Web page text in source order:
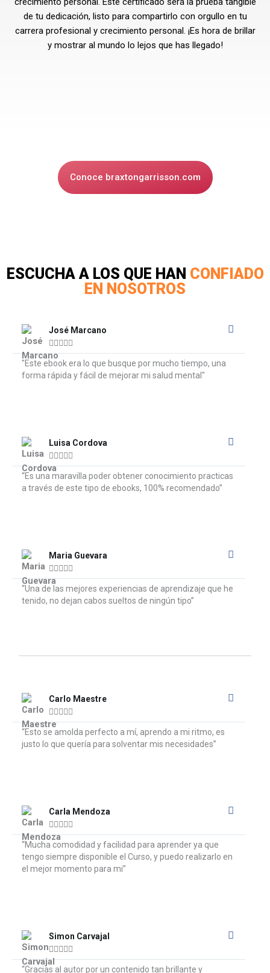
de tu dedicación, listo para compartirlo con orgullo en tu
carrera profesional y crecimiento personal. ¡Es hora de brillar
y mostrar al mundo lo lejos que has llegado!
Conoce braxtongarrisson.com
ESCUCHA A LOS QUE HAN CONFIADO
EN NOSOTROS
José Marcano

More
"Este ebook era lo que busque por mucho tiempo, una
forma rápida y fácil de mejorar mi salud mental"
Luisa Cordova

More
“Es una maravilla poder obtener conocimiento practicas
a través de este tipo de ebooks, 100% recomendado”
Maria Guevara

More
“Una de las mejores experiencias de aprendizaje que he
tenido, no dejan cabos sueltos de ningún tipo”
Carlo Maestre

More
“Esto se amolda perfecto a mí, aprendo a mi ritmo, es
justo lo que quería para solventar mis necesidades”
Carla Mendoza

More
“Mucha comodidad y facilidad para aprender ya que
tengo siempre disponible el Curso, y puedo realizarlo en
el mejor momento para mi”
Simon Carvajal

More
“Gracias al autor por un contenido tan brillante y